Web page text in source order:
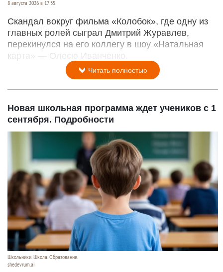
8 августа 2026 в 17:35
Скандал вокруг фильма «Колобок», где одну из
главных ролей сыграл Дмитрий Журавлев,
перекинулся на его коллегу в шоу «Натальная
карта» — Олесю Иванченко.
Читать полностью
Новая школьная программа ждет учеников с 1
сентября. Подробности
Школьники. Школа. Образование.
shedevrum.ai